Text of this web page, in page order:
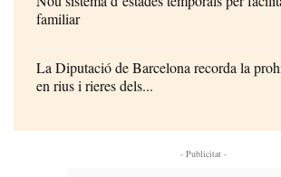
familiar
La Diputació de Barcelona recorda la
en rius i rieres dels...
- Publicitat -